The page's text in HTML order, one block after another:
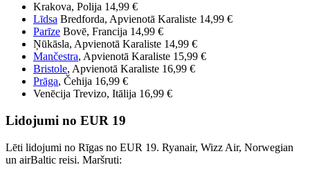
Krakova, Polija 14,99 €
Līdsa Bredforda, Apvienotā Karaliste 14,99 €
Parīze Bovē, Francija 14,99 €
Ņūkāsla, Apvienotā Karaliste 14,99 €
Mančestra, Apvienotā Karaliste 15,99 €
Bristole, Apvienotā Karaliste 16,99 €
Prāga, Čehija 16,99 €
Venēcija Trevizo, Itālija 16,99 €
Lidojumi no EUR 19
Lēti lidojumi no Rīgas no EUR 19. Ryanair, Wizz Air, Norwegian
un airBaltic reisi. Maršruti: